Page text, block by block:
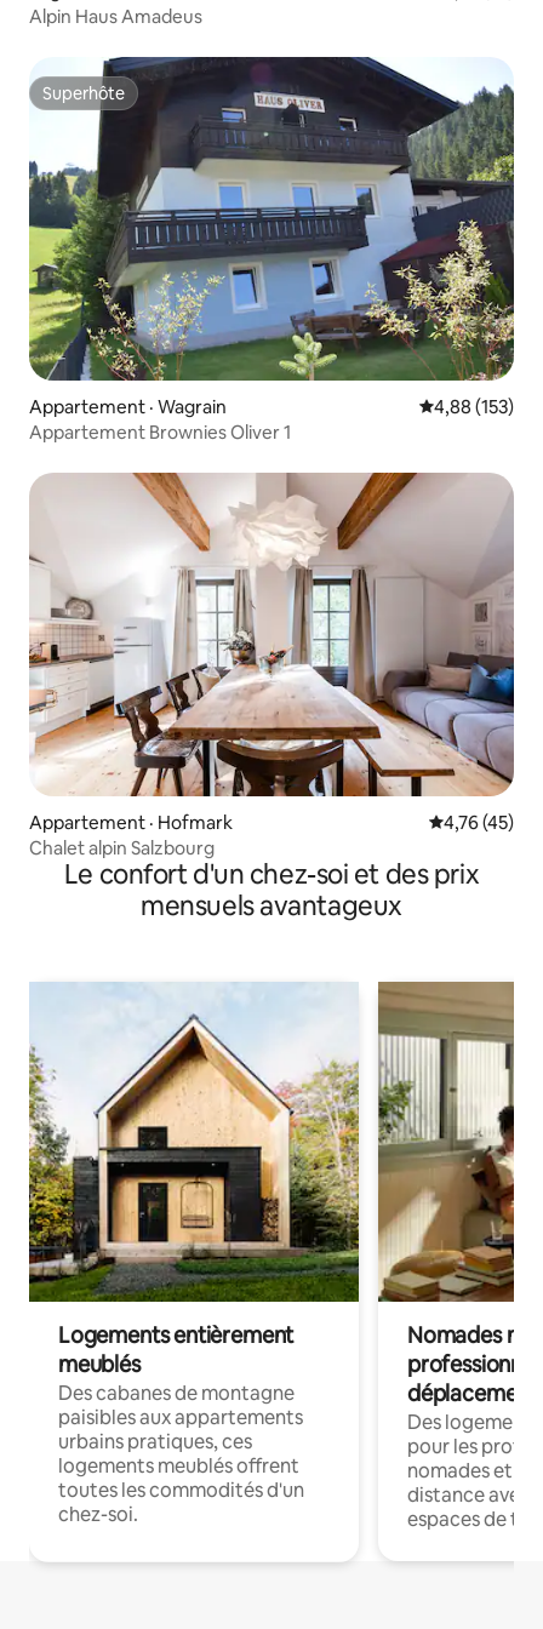
Alpin Haus Amadeus
Superhôte
Superhôte
Appartement · Wagrain Note
4,88 (153)
Appartement Brownies Oliver 1
Appartement · Hofmark Note
4,76 (45)
Chalet alpin Salzbourg
Le confort d'un chez-soi et des prix
mensuels avantageux
Logements entièrement
meublés
Des cabanes de montagne
paisibles aux appartements
urbains pratiques, ces
logements meublés offrent
toutes les commodités d'un
chez-soi.
Nomades
déplacement
Des
pour les
nomades et
distance avec
espaces de